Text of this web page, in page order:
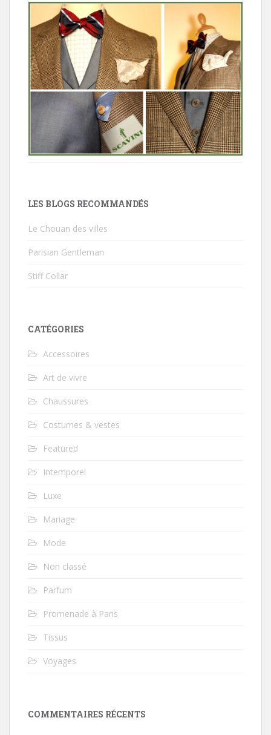
LES BLOGS RECOMMANDÉS
Le Chouan des villes
Parisian Gentleman
Stiff Collar
CATÉGORIES
Accessoires
Art de vivre
Chaussures
Costumes & vestes
Featured
Intemporel
Luxe
Mariage
Mode
Non classé
Parfum
Promenade à Paris
Tissus
Voyages
COMMENTAIRES RÉCENTS